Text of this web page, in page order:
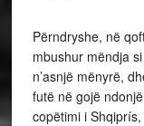
Përndryshe, në
mbushur mëndja
n’asnjë mënyrë,
futë në gojë
copëtimi i